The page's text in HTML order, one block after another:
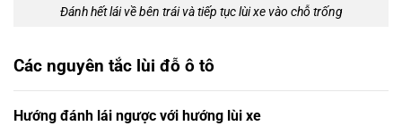
Đánh hết lái về bên trái và tiếp tục lùi xe vào chỗ trống
Các nguyên tắc lùi đỗ ô tô
Hướng đánh lái ngược với hướng lùi xe